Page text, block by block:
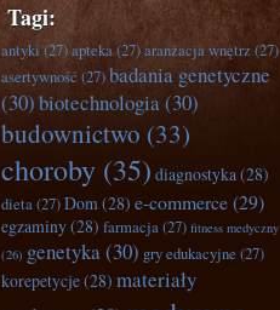
Tagi:
antyki(27)apteka(27)aranżacja wnętrz(27)
asertywność (27)badania genetyczne
(30)biotechnologia(30)
budownictwo (33)
choroby (35) diagnostyka(28)
dieta(27)Dom(28) e-commerce(29)
egzaminy(28) farmacja(27) fitness medyczny
(26) genetyka(30) gry edukacyjne (27)
korepetycje(28) materiały